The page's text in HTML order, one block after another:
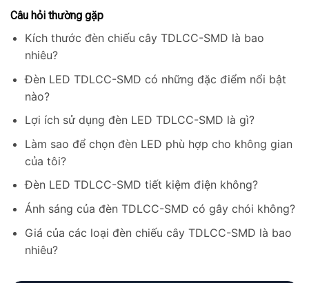
Câu hỏi thường gặp
Kích thước đèn chiếu cây TDLCC-SMD là bao
nhiêu?
Đèn LED TDLCC-SMD có những đặc điểm nổi bật
nào?
Lợi ích sử dụng đèn LED TDLCC-SMD là gì?
Làm sao để chọn đèn LED phù hợp cho không gian
của tôi?
Đèn LED TDLCC-SMD tiết kiệm điện không?
Ánh sáng của đèn TDLCC-SMD có gây chói không?
Giá của các loại đèn chiếu cây TDLCC-SMD là bao
nhiêu?